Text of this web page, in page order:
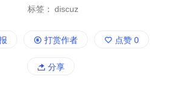
标签： discuz
打赏作者 点赞 0
分享